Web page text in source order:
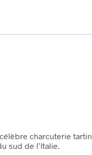
charcuterie
sud de l’Italie.